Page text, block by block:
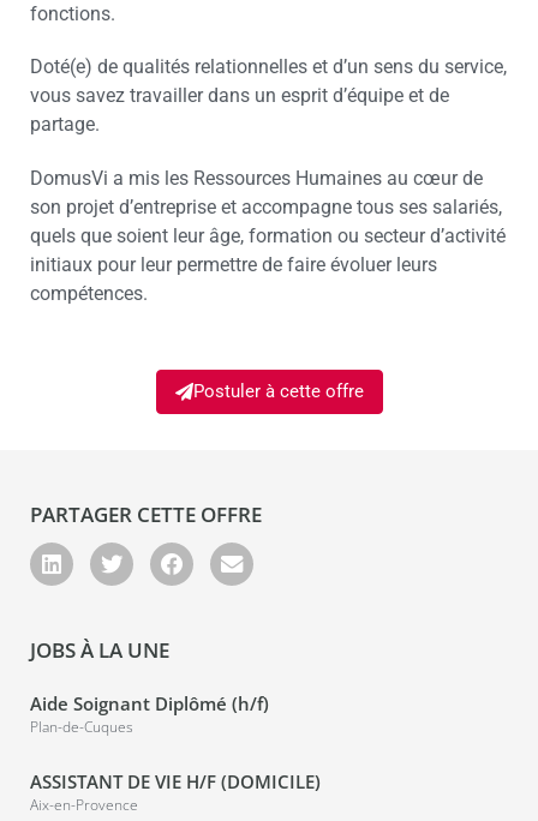
fonctions.
Doté(e) de qualités relationnelles et d’un sens du service,
vous savez travailler dans un esprit d’équipe et de
partage.
DomusVi a mis les Ressources Humaines au cœur de
son projet d’entreprise et accompagne tous ses salariés,
quels que soient leur âge, formation ou secteur d’activité
initiaux pour leur permettre de faire évoluer leurs
compétences.
Postuler à cette offre
PARTAGER CETTE OFFRE
JOBS À LA UNE
Aide Soignant Diplômé (h/f)
Plan-de-Cuques
ASSISTANT DE VIE H/F (DOMICILE)
Aix-en-Provence